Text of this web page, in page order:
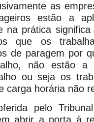
as
estão a
na prática
que os
de paragem por
não estão a
ou seja os
carga horária não
pelo
abrir a porta à